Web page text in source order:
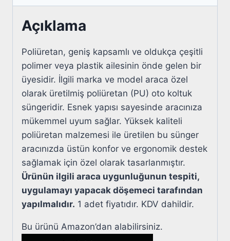
Açıklama
Poliüretan, geniş kapsamlı ve oldukça çeşitli
polimer veya plastik ailesinin önde gelen bir
üyesidir. İlgili marka ve model araca özel
olarak üretilmiş poliüretan (PU) oto koltuk
süngeridir. Esnek yapısı sayesinde aracınıza
mükemmel uyum sağlar. Yüksek kaliteli
poliüretan malzemesi ile üretilen bu sünger
aracınızda üstün konfor ve ergonomik destek
sağlamak için özel olarak tasarlanmıştır.
Ürünün ilgili araca uygunluğunun tespiti,
uygulamayı yapacak döşemeci tarafından
yapılmalıdır. 1 adet fiyatıdır. KDV dahildir.
Bu ürünü Amazon’dan alabilirsiniz.